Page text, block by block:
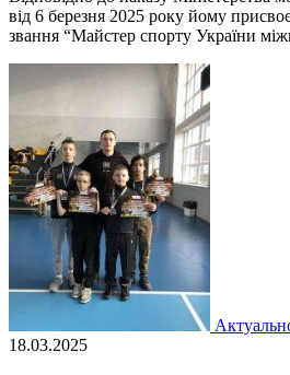
від 6 березня 2025 року йому
звання “Майстер спорту України
18.03.2025